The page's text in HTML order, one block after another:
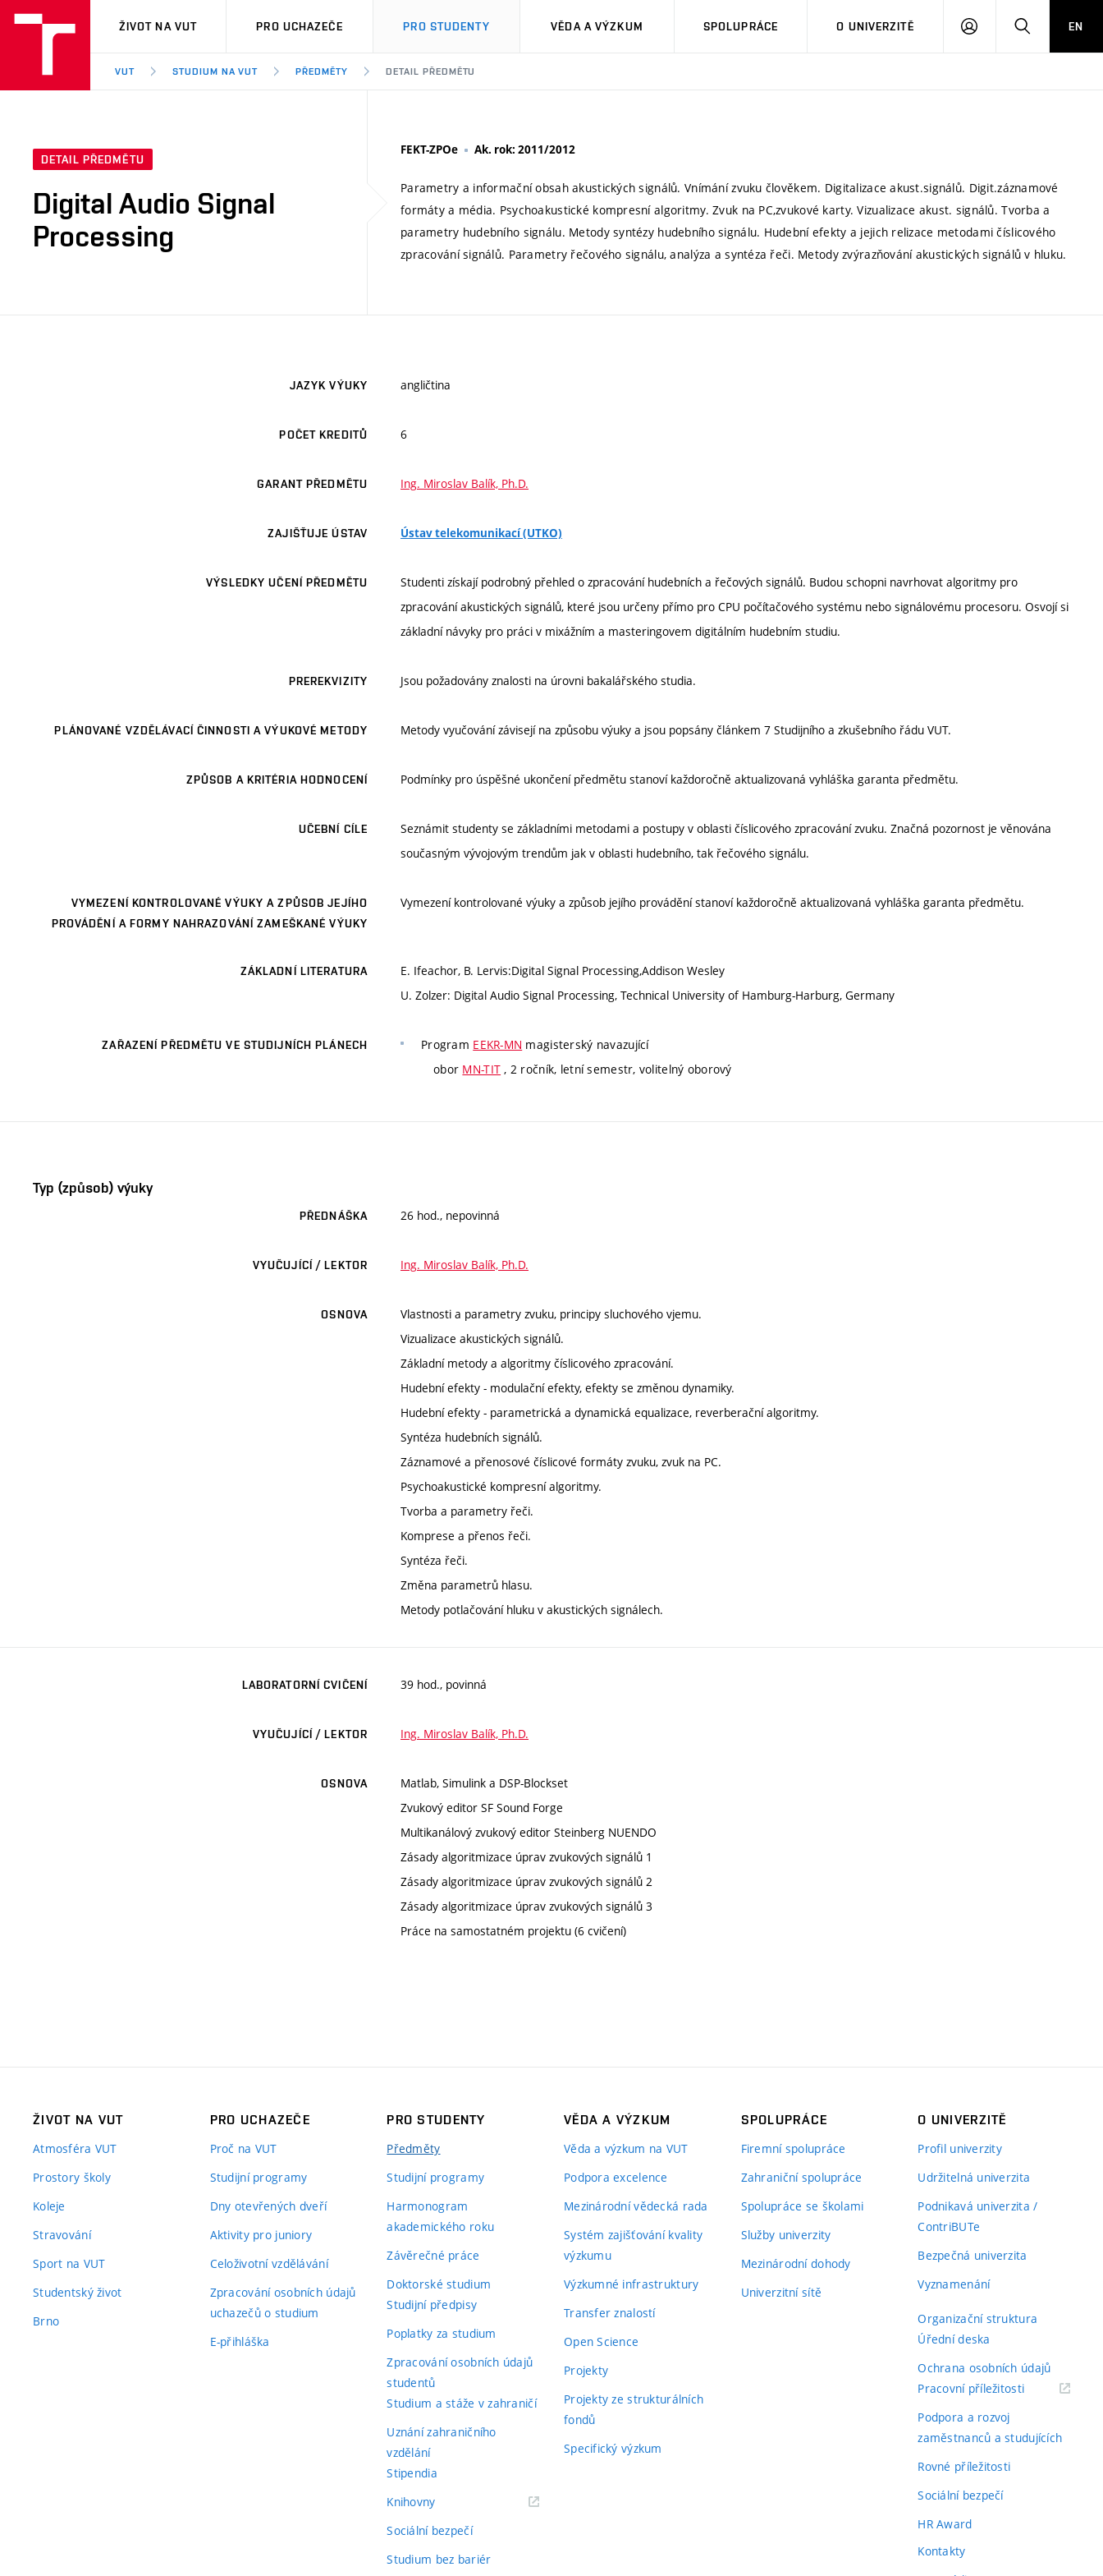
VUT
ŽIVOT NA VUT PRO UCHAZEČE PRO STUDENTY VĚDA A VÝZKUM SPOLUPRÁCE O UNIVERZITĚ
PŘIHLÁSIT HLEDATEN
VUT STUDIUM NA VUT PŘEDMĚTY DETAIL PŘEDMĚTU
DETAIL PŘEDMĚTU
Digital Audio Signal
Processing
FEKT-ZPOe Ak. rok: 2011/2012
Parametry a informační obsah akustických signálů. Vnímání zvuku člověkem. Digitalizace akust.signálů. Digit.záznamové
formáty a média. Psychoakustické kompresní algoritmy. Zvuk na PC,zvukové karty. Vizualizace akust. signálů. Tvorba a
parametry hudebního signálu. Metody syntézy hudebního signálu. Hudební efekty a jejich relizace metodami číslicového
zpracování signálů. Parametry řečového signálu, analýza a syntéza řeči. Metody zvýrazňování akustických signálů v hluku.
JAZYK VÝUKY angličtina
POČET KREDITŮ 6
GARANT PŘEDMĚTU Ing. Miroslav Balík, Ph.D.
ZAJIŠŤUJE ÚSTAV Ústav telekomunikací (UTKO)
VÝSLEDKY UČENÍ PŘEDMĚTU
Studenti získají podrobný přehled o zpracování hudebních a řečových signálů. Budou schopni navrhovat algoritmy pro
zpracování akustických signálů, které jsou určeny přímo pro CPU počítačového systému nebo signálovému procesoru. Osvojí si
základní návyky pro práci v mixážním a masteringovem digitálním hudebním studiu.
PREREKVIZITY Jsou požadovány znalosti na úrovni bakalářského studia.
PLÁNOVANÉ VZDĚLÁVACÍ ČINNOSTI A VÝUKOVÉ METODY Metody vyučování závisejí na způsobu výuky a jsou popsány článkem 7 Studijního a zkušebního řádu VUT.
ZPŮSOB A KRITÉRIA HODNOCENÍ Podmínky pro úspěšné ukončení předmětu stanoví každoročně aktualizovaná vyhláška garanta předmětu.
UČEBNÍ CÍLE
Seznámit studenty se základními metodami a postupy v oblasti číslicového zpracování zvuku. Značná pozornost je věnována
současným vývojovým trendům jak v oblasti hudebního, tak řečového signálu.
VYMEZENÍ KONTROLOVANÉ VÝUKY A ZPŮSOB JEJÍHO
PROVÁDĚNÍ A FORMY NAHRAZOVÁNÍ ZAMEŠKANÉ VÝUKY
Vymezení kontrolované výuky a způsob jejího provádění stanoví každoročně aktualizovaná vyhláška garanta předmětu.
ZÁKLADNÍ LITERATURA
E. Ifeachor, B. Lervis:Digital Signal Processing,Addison Wesley
U. Zolzer: Digital Audio Signal Processing, Technical University of Hamburg-Harburg, Germany
ZAŘAZENÍ PŘEDMĚTU VE STUDIJNÍCH PLÁNECH Program EEKR-MN magisterský navazující
obor MN-TIT , 2 ročník, letní semestr, volitelný oborový
Typ (způsob) výuky
PŘEDNÁŠKA 26 hod., nepovinná
VYUČUJÍCÍ / LEKTOR Ing. Miroslav Balík, Ph.D.
OSNOVA
Vlastnosti a parametry zvuku, principy sluchového vjemu.
Vizualizace akustických signálů.
Základní metody a algoritmy číslicového zpracování.
Hudební efekty - modulační efekty, efekty se změnou dynamiky.
Hudební efekty - parametrická a dynamická equalizace, reverberační algoritmy.
Syntéza hudebních signálů.
Záznamové a přenosové číslicové formáty zvuku, zvuk na PC.
Psychoakustické kompresní algoritmy.
Tvorba a parametry řeči.
Komprese a přenos řeči.
Syntéza řeči.
Změna parametrů hlasu.
Metody potlačování hluku v akustických signálech.
LABORATORNÍ CVIČENÍ 39 hod., povinná
VYUČUJÍCÍ / LEKTOR Ing. Miroslav Balík, Ph.D.
OSNOVA
Matlab, Simulink a DSP-Blockset
Zvukový editor SF Sound Forge
Multikanálový zvukový editor Steinberg NUENDO
Zásady algoritmizace úprav zvukových signálů 1
Zásady algoritmizace úprav zvukových signálů 2
Zásady algoritmizace úprav zvukových signálů 3
Práce na samostatném projektu (6 cvičení)
ŽIVOT NA VUT
Atmosféra VUT
Prostory školy
Koleje
Stravování
Sport na VUT
Studentský život
Brno
PRO UCHAZEČE
Proč na VUT
Studijní programy
Dny otevřených dveří
Aktivity pro juniory
Celoživotní vzdělávání
Zpracování osobních údajů
uchazečů o studium
E-přihláška
PRO STUDENTY
Předměty
Studijní programy
Harmonogram
akademického roku
Závěrečné práce
Doktorské studium
Studijní předpisy
Poplatky za studium
Zpracování osobních údajů
studentů
Studium a stáže v zahraničí
Uznání zahraničního
vzdělání
Stipendia
Knihovny(externí
Sociální bezpečí
Studium bez bariér
VĚDA A VÝZKUM
Věda a výzkum na VUT
Podpora excelence
Mezinárodní vědecká rada
Systém zajišťování kvality
výzkumu
Výzkumné infrastruktury
Transfer znalostí
Open Science
Projekty
Projekty ze strukturálních
fondů
Specifický výzkum
SPOLUPRÁCE
Firemní spolupráce
Zahraniční spolupráce
Spolupráce se školami
Služby univerzity
Mezinárodní dohody
Univerzitní sítě
O UNIVERZITĚ
Profil univerzity
Udržitelná univerzita
Podnikavá univerzita /
ContriBUTe
Bezpečná univerzita
Vyznamenání
Organizační struktura
Úřední deska
Ochrana osobních údajů
Pracovní příležitosti(externí
Podpora a rozvoj
zaměstnanců a studujících
Rovné příležitosti
Sociální bezpečí
HR Award
Kontakty